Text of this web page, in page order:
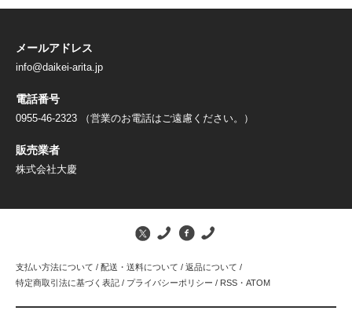
メールアドレス
info@daikei-arita.jp
電話番号
0955-46-2323 （営業のお電話はご遠慮ください。）
販売業者
株式会社大慶
支払い方法について / 配送・送料について / 返品について /
特定商取引法に基づく表記 / プライバシーポリシー / RSS ・ ATOM